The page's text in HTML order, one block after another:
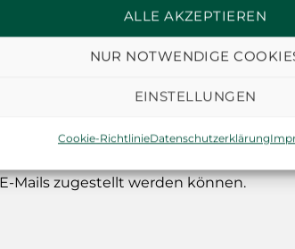
ALLE AKZEPTIEREN
NUR NOTWENDIGE
EINSTELLUNGEN
Cookie-RichtlinieDatenschutzerklärung
zur Verfügung.
in der Regel per E-Mail und
Mail-Adresse zutreffend ist, so dass
bei dem Einsatz von SPAM-Filtern
Mails zugestellt werden können.